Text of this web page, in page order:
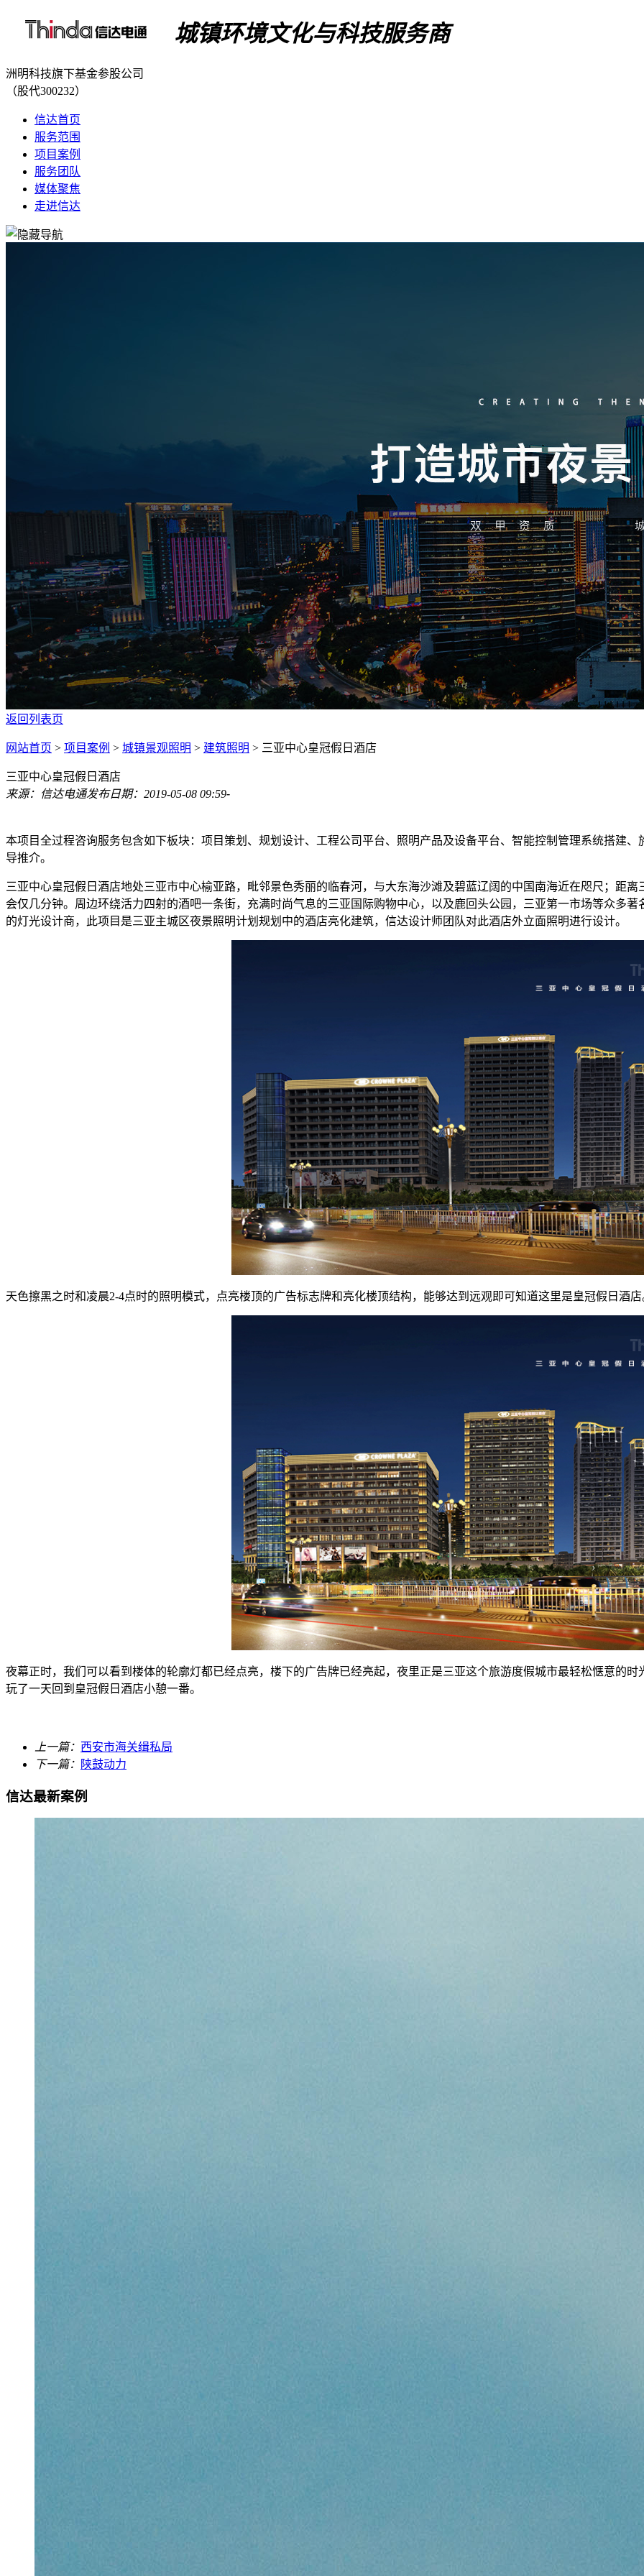
城镇环境文化与科技服务商
洲明科技旗下基金参股公司
（股代300232）
信达首页
服务范围
项目案例
服务团队
媒体聚焦
走进信达
返回列表页
网站首页 > 项目案例 > 城镇景观照明 > 建筑照明 > 三亚中心皇冠假日酒店
三亚中心皇冠假日酒店
来源：信达电通发布日期：2019-05-08 09:59-
本项目全过程咨询服务包含如下板块：项目策划、规划设计、工程公司平台、照明产品及设备平台、智能控制管理系统搭建
导推介。
三亚中心皇冠假日酒店地处三亚市中心榆亚路，毗邻景色秀丽的临春河，与大东海沙滩及碧蓝辽阔的中国南海近在咫尺；距
会仅几分钟。周边环绕活力四射的酒吧一条街，充满时尚气息的三亚国际购物中心，以及鹿回头公园，三亚第一市场等众多
的灯光设计商，此项目是三亚主城区夜景照明计划规划中的酒店亮化建筑，信达设计师团队对此酒店外立面照明进行设计。
天色擦黑之时和凌晨2-4点时的照明模式，点亮楼顶的广告标志牌和亮化楼顶结构，能够达到远观即可知道这里是皇冠假日酒店
夜幕正时，我们可以看到楼体的轮廓灯都已经点亮，楼下的广告牌已经亮起，夜里正是三亚这个旅游度假城市最轻松惬意的
玩了一天回到皇冠假日酒店小憩一番。
上一篇： 西安市海关缉私局
下一篇： 陕鼓动力
信达最新案例